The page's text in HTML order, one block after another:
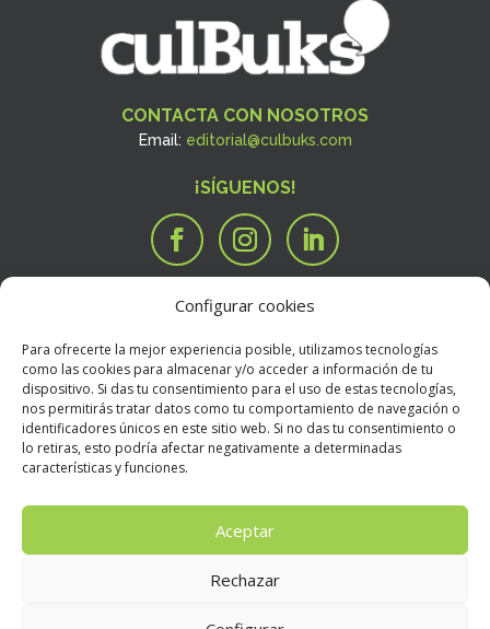
Configurar cookies
Para ofrecerte la mejor experiencia posible, utilizamos tecnologías
como las cookies para almacenar y/o acceder a información de tu
dispositivo. Si das tu consentimiento para el uso de estas tecnologías,
nos permitirás tratar datos como tu comportamiento de navegación o
identificadores únicos en este sitio web. Si no das tu consentimiento o
lo retiras, esto podría afectar negativamente a determinadas
características y funciones.
Aceptar
Rechazar
CONTACTA CON NOSOTROS
Email: editorial@culbuks.com
¡SÍGUENOS!
iTengo un manuscrito
RNecesito que alguien valore mi libro
BOOKSTORE
ECondiciones Generales de Contratación
E Política de devoluciones
EPolítica de envíos